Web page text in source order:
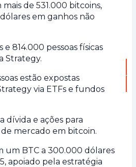
de 531.000 bitcoins,
em ganhos não
e 814.000 pessoas físicas
Strategy.
estão expostas
via ETFs e fundos
dívida e ações para
mercado em bitcoin.
um BTC a 300.000 dólares
apoiado pela estratégia